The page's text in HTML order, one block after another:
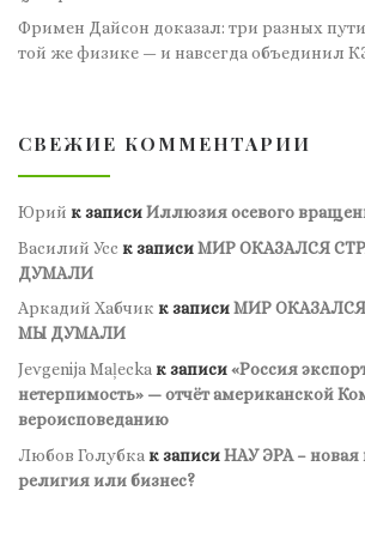
Фримен Дайсон доказал: три разных
той же физике — и навсегда объединил
СВЕЖИЕ КОММЕНТАРИИ
Юрий к записиИллюзия осевого
Василий Усс к записиМИР ОКАЗАЛСЯ
ДУМАЛИ
Аркадий Хабчик к записиМИР
МЫ ДУМАЛИ
Jevgenija Maļecka к записи«Россия
нетерпимость» — отчёт американской
вероисповеданию
Любов Голубка к записиНАУ ЭРА – новая
религия или бизнес?